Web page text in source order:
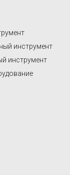
инструмент
инструмент